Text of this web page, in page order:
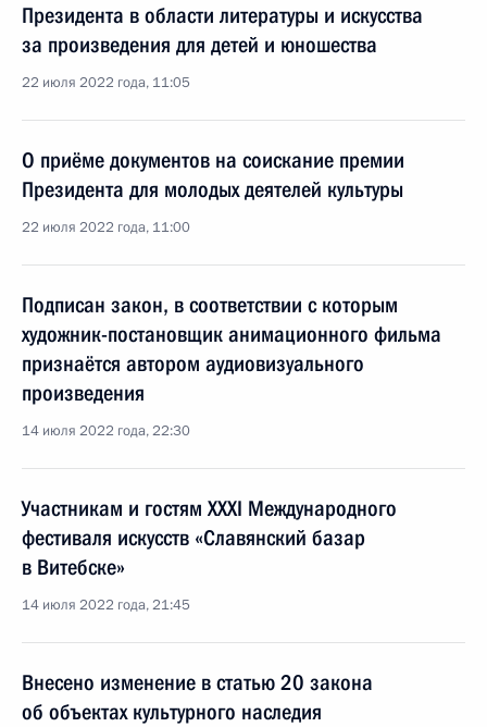
Президента в области литературы и искусства
за произведения для детей и юношества
22 июля 2022 года, 11:05
О приёме документов на соискание премии
Президента для молодых деятелей культуры
22 июля 2022 года, 11:00
Подписан закон, в соответствии с которым
художник-постановщик анимационного фильма
признаётся автором аудиовизуального
произведения
14 июля 2022 года, 22:30
Участникам и гостям XXXI Международного
фестиваля искусств «Славянский базар
в Витебске»
14 июля 2022 года, 21:45
Внесено изменение в статью 20 закона
об объектах культурного наследия